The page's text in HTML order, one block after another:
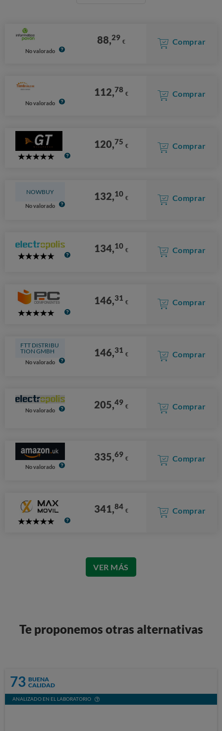
No valorado
88,29 € Comprar
No valorado
112,78 € Comprar
5
120,75 € Comprar
NOWBUY
No valorado
132,10 € Comprar
5
134,10 € Comprar
FTT DISTRIBU
TION GMBH
No valorado
146,31 € Comprar
5
146,31 € Comprar
No valorado 205,49 € Comprar
No valorado
335,69 € Comprar
5
341,84 € Comprar
VER MÁS
Te proponemos otras alternativas
73 BUENA
CALIDAD
ANALIZADO EN EL LABORATORIO